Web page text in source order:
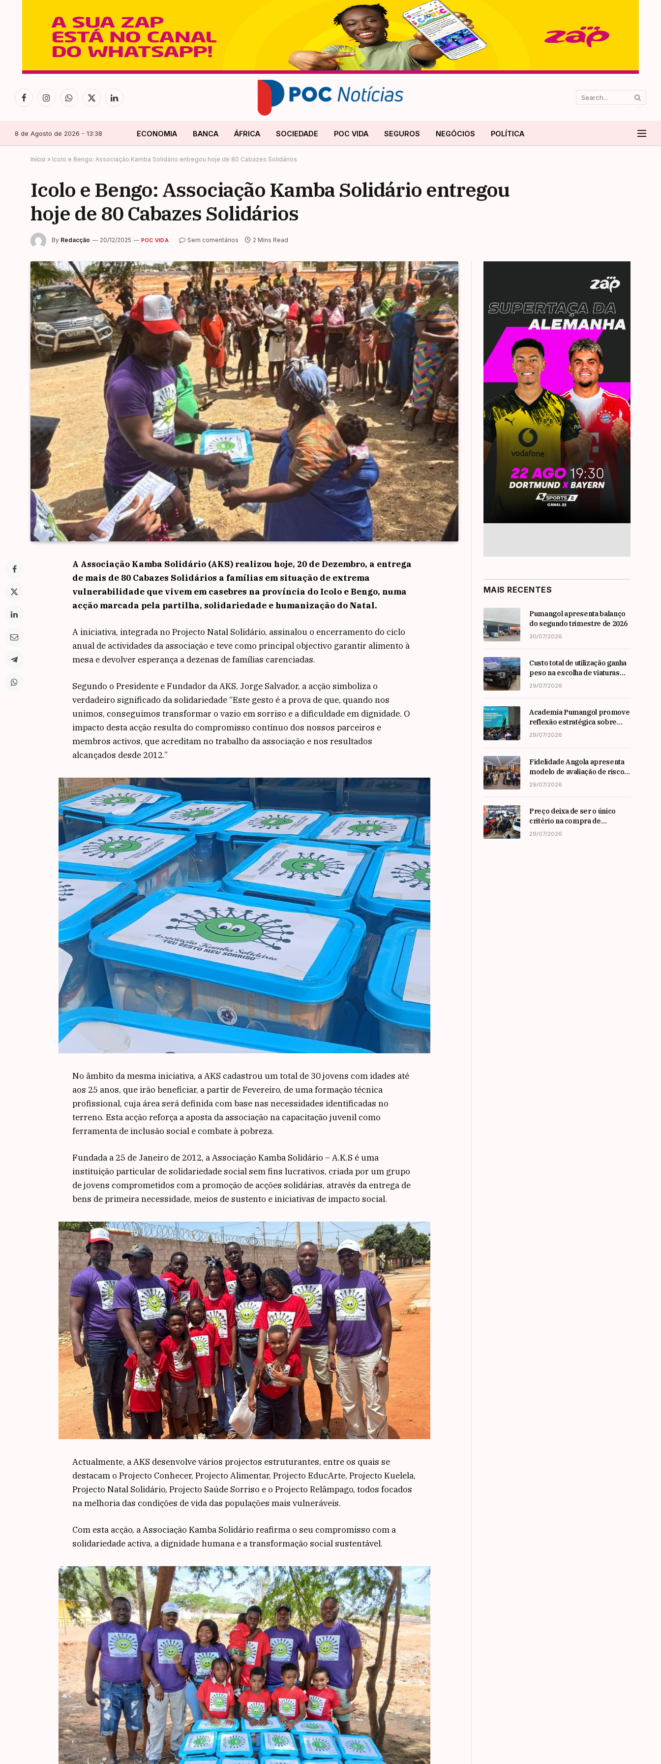
FacebookInstagramWhatsApp
X
LinkedIn
8 de Agosto de 2026 - 13:38 ECONOMIA BANCA ÁFRICA SOCIEDADE POC VIDA SEGUROS NEGÓCIOS POLÍTICA
Início » Icolo e Bengo: Associação Kamba Solidário entregou hoje de 80 Cabazes Solidários
Icolo e Bengo: Associação Kamba Solidário entregou
hoje de 80 Cabazes Solidários
By Redacção 20/12/2025 POC VIDA Sem comentários 2 Mins Read
A Associação Kamba Solidário (AKS) realizou hoje, 20 de Dezembro, a entrega
de mais de 80 Cabazes Solidários a famílias em situação de extrema
vulnerabilidade que vivem em casebres na província do Icolo e Bengo, numa
acção marcada pela partilha, solidariedade e humanização do Natal.
A iniciativa, integrada no Projecto Natal Solidário, assinalou o encerramento do ciclo
anual de actividades da associação e teve como principal objectivo garantir alimento à
mesa e devolver esperança a dezenas de famílias carenciadas.
Segundo o Presidente e Fundador da AKS, Jorge Salvador, a acção simboliza o
verdadeiro significado da solidariedade “Este gesto é a prova de que, quando nos
unimos, conseguimos transformar o vazio em sorriso e a dificuldade em dignidade. O
impacto desta acção resulta do compromisso contínuo dos nossos parceiros e
membros activos, que acreditam no trabalho da associação e nos resultados
alcançados desde 2012.”
No âmbito da mesma iniciativa, a AKS cadastrou um total de 30 jovens com idades até
aos 25 anos, que irão beneficiar, a partir de Fevereiro, de uma formação técnica
profissional, cuja área será definida com base nas necessidades identificadas no
terreno. Esta acção reforça a aposta da associação na capacitação juvenil como
ferramenta de inclusão social e combate à pobreza.
Fundada a 25 de Janeiro de 2012, a Associação Kamba Solidário – A.K.S é uma
instituição particular de solidariedade social sem fins lucrativos, criada por um grupo
de jovens comprometidos com a promoção de acções solidárias, através da entrega de
bens de primeira necessidade, meios de sustento e iniciativas de impacto social.
Actualmente, a AKS desenvolve vários projectos estruturantes, entre os quais se
destacam o Projecto Conhecer, Projecto Alimentar, Projecto EducArte, Projecto Kuelela,
Projecto Natal Solidário, Projecto Saúde Sorriso e o Projecto Relâmpago, todos focados
na melhoria das condições de vida das populações mais vulneráveis.
Com esta acção, a Associação Kamba Solidário reafirma o seu compromisso com a
solidariedade activa, a dignidade humana e a transformação social sustentável.
MAIS RECENTES
Pumangol apresenta balanço
do segundo trimestre de 2026
30/07/2026
Custo total de utilização ganha
peso na escolha de viaturas
em angola
29/07/2026
Academia Pumangol promove
reflexão estratégica sobre
liderança e inovação com
29/07/2026
Fidelidade Angola apresenta
modelo de avaliação de risco
em Workshop da ARSEG
29/07/2026
Preço deixa de ser o único
critério na compra de
automóveis em angola
29/07/2026